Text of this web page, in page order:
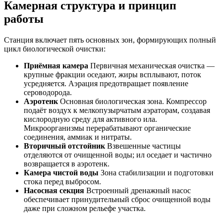
Камерная структура и принцип
работы
Станция включает пять основных зон, формирующих полный
цикл биологической очистки:
Приёмная камера Первичная механическая очистка —
крупные фракции оседают, жиры всплывают, поток
усредняется. Аэрация предотвращает появление
сероводорода.
Аэротенк Основная биологическая зона. Компрессор
подаёт воздух к мелкопузырчатым аэраторам, создавая
кислородную среду для активного ила.
Микроорганизмы перерабатывают органические
соединения, аммиак и нитраты.
Вторичный отстойник Взвешенные частицы
отделяются от очищенной воды; ил оседает и частично
возвращается в аэротенк.
Камера чистой воды Зона стабилизации и подготовки
стока перед выбросом.
Насосная секция Встроенный дренажный насос
обеспечивает принудительный сброс очищенной воды
даже при сложном рельефе участка.